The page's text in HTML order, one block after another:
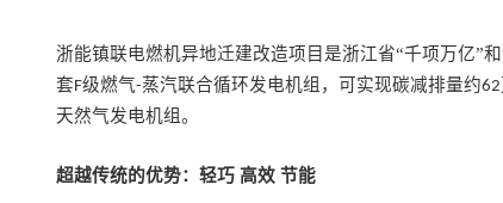
浙能镇联电燃机异地迁建改造项目是浙江省“千项万亿”
套F级燃气-蒸汽联合循环发电机组，可实现碳减排量约62
天然气发电机组。
超越传统的优势：轻巧 高效 节能